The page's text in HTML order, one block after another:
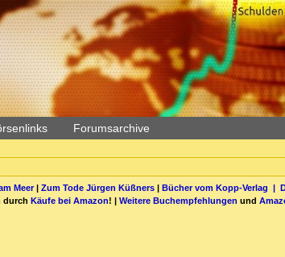
Forumsarchive
Meer| Zum Tode Jürgen Küßners| Bücher vom Kopp-Verlag |
durch Käufe bei Amazon! | Weitere Buchempfehlungen und